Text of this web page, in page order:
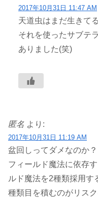
2017年10月31日 11:47 AM
天道虫はまだ生きて
それを使ったサブテ
ありました(笑)
匿名 より:
2017年10月31日 11:19 AM
盆回しってダメなのか？
フィールド魔法に依存
ルド魔法を2種類採用す
種類目を積むのがリス